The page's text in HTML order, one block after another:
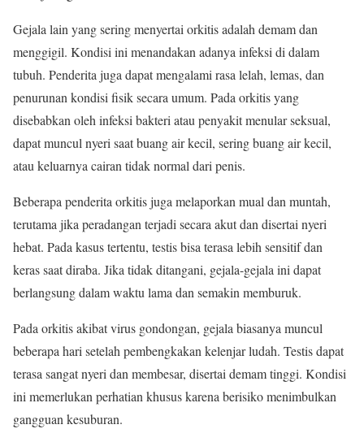
Gejala lain yang sering menyertai orkitis adalah demam dan
menggigil. Kondisi ini menandakan adanya infeksi di dalam
tubuh. Penderita juga dapat mengalami rasa lelah, lemas, dan
penurunan kondisi fisik secara umum. Pada orkitis yang
disebabkan oleh infeksi bakteri atau penyakit menular seksual,
dapat muncul nyeri saat buang air kecil, sering buang air kecil,
atau keluarnya cairan tidak normal dari penis.
Beberapa penderita orkitis juga melaporkan mual dan muntah,
terutama jika peradangan terjadi secara akut dan disertai nyeri
hebat. Pada kasus tertentu, testis bisa terasa lebih sensitif dan
keras saat diraba. Jika tidak ditangani, gejala-gejala ini dapat
berlangsung dalam waktu lama dan semakin memburuk.
Pada orkitis akibat virus gondongan, gejala biasanya muncul
beberapa hari setelah pembengkakan kelenjar ludah. Testis dapat
terasa sangat nyeri dan membesar, disertai demam tinggi. Kondisi
ini memerlukan perhatian khusus karena berisiko menimbulkan
gangguan kesuburan.